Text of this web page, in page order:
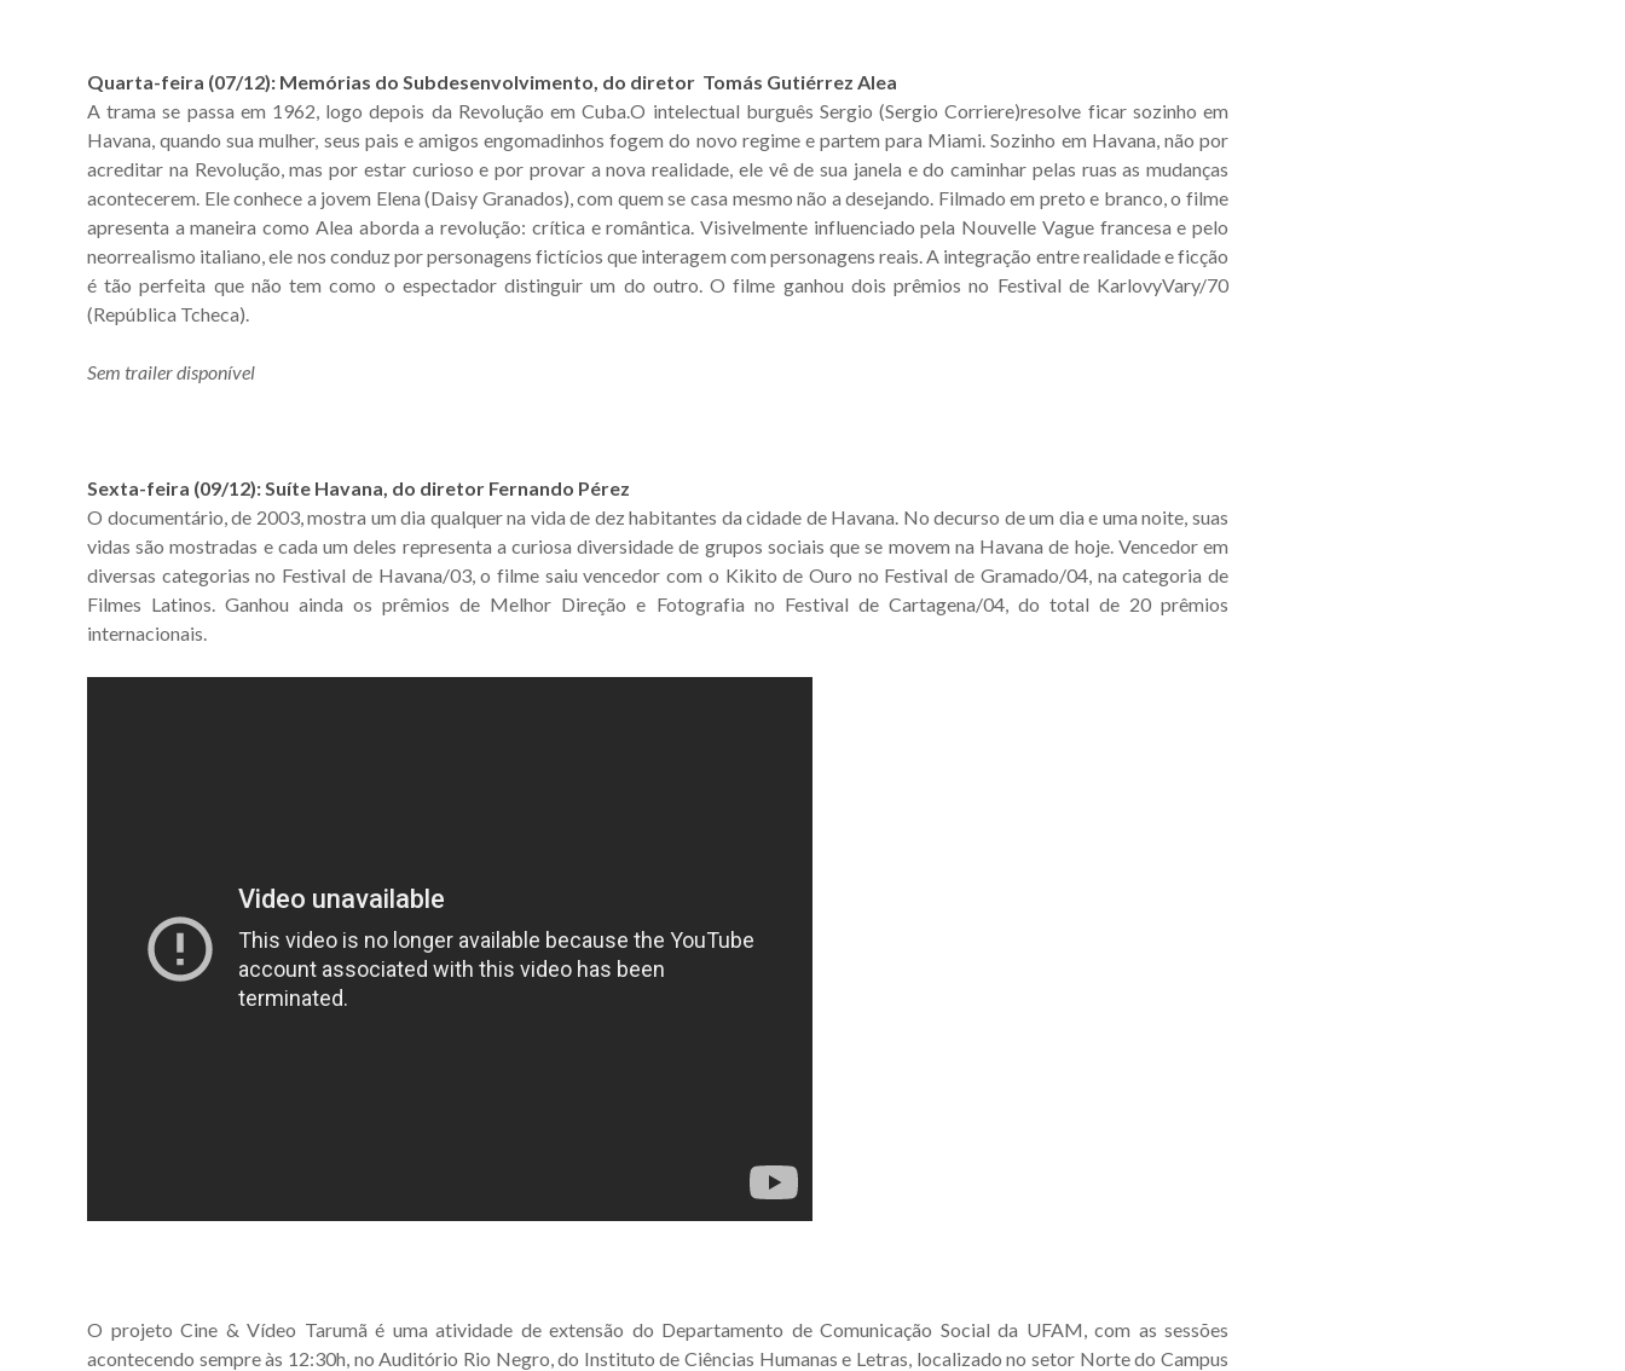
Quarta-feira (07/12): Memórias do Subdesenvolvimento, do diretor Tomás Gutiérrez Alea
A trama se passa em 1962, logo depois da Revolução em Cuba.O intelectual burguês Sergio (Sergio Corriere)resolve ficar sozinho em
Havana, quando sua mulher, seus pais e amigos engomadinhos fogem do novo regime e partem para Miami. Sozinho em Havana, não por
acreditar na Revolução, mas por estar curioso e por provar a nova realidade, ele vê de sua janela e do caminhar pelas ruas as mudanças
acontecerem. Ele conhece a jovem Elena (Daisy Granados), com quem se casa mesmo não a desejando. Filmado em preto e branco, o filme
apresenta a maneira como Alea aborda a revolução: crítica e romântica. Visivelmente influenciado pela Nouvelle Vague francesa e pelo
neorrealismo italiano, ele nos conduz por personagens fictícios que interagem com personagens reais. A integração entre realidade e ficção
é tão perfeita que não tem como o espectador distinguir um do outro. O filme ganhou dois prêmios no Festival de KarlovyVary/70
(República Tcheca).
Sem trailer disponível
Sexta-feira (09/12): Suíte Havana, do diretor Fernando Pérez
O documentário, de 2003, mostra um dia qualquer na vida de dez habitantes da cidade de Havana. No decurso de um dia e uma noite, suas
vidas são mostradas e cada um deles representa a curiosa diversidade de grupos sociais que se movem na Havana de hoje. Vencedor em
diversas categorias no Festival de Havana/03, o filme saiu vencedor com o Kikito de Ouro no Festival de Gramado/04, na categoria de
Filmes Latinos. Ganhou ainda os prêmios de Melhor Direção e Fotografia no Festival de Cartagena/04, do total de 20 prêmios
internacionais.
O projeto Cine & Vídeo Tarumã é uma atividade de extensão do Departamento de Comunicação Social da UFAM, com as sessões
acontecendo sempre às 12:30h, no Auditório Rio Negro, do Instituto de Ciências Humanas e Letras, localizado no setor Norte do Campus